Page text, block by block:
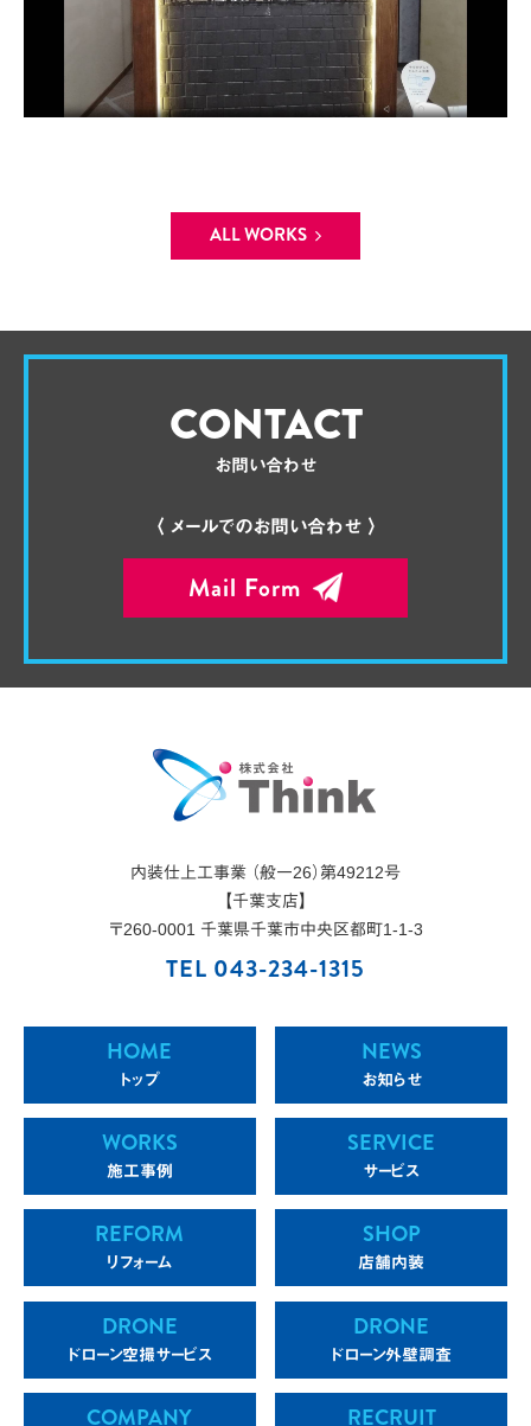
ALL WORKS
CONTACT
お問い合わせ
〈 メールでのお問い合わせ 〉
Mail Form
内装仕上工事業 （般一26）第49212号
【千葉支店】
〒260-0001 千葉県千葉市中央区都町1-1-3
TEL 043-234-1315
HOME
トップ
NEWS
お知らせ
WORKS
施工事例
SERVICE
サービス
REFORM
リフォーム
SHOP
店舗内装
DRONE
ドローン空撮サービス
DRONE
ドローン外壁調査
COMPANY RECRUIT